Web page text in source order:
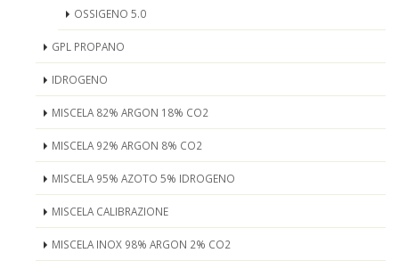
OSSIGENO 5.0
GPL PROPANO
IDROGENO
MISCELA 82% ARGON 18% CO2
MISCELA 92% ARGON 8% CO2
MISCELA 95% AZOTO 5% IDROGENO
MISCELA CALIBRAZIONE
MISCELA INOX 98% ARGON 2% CO2